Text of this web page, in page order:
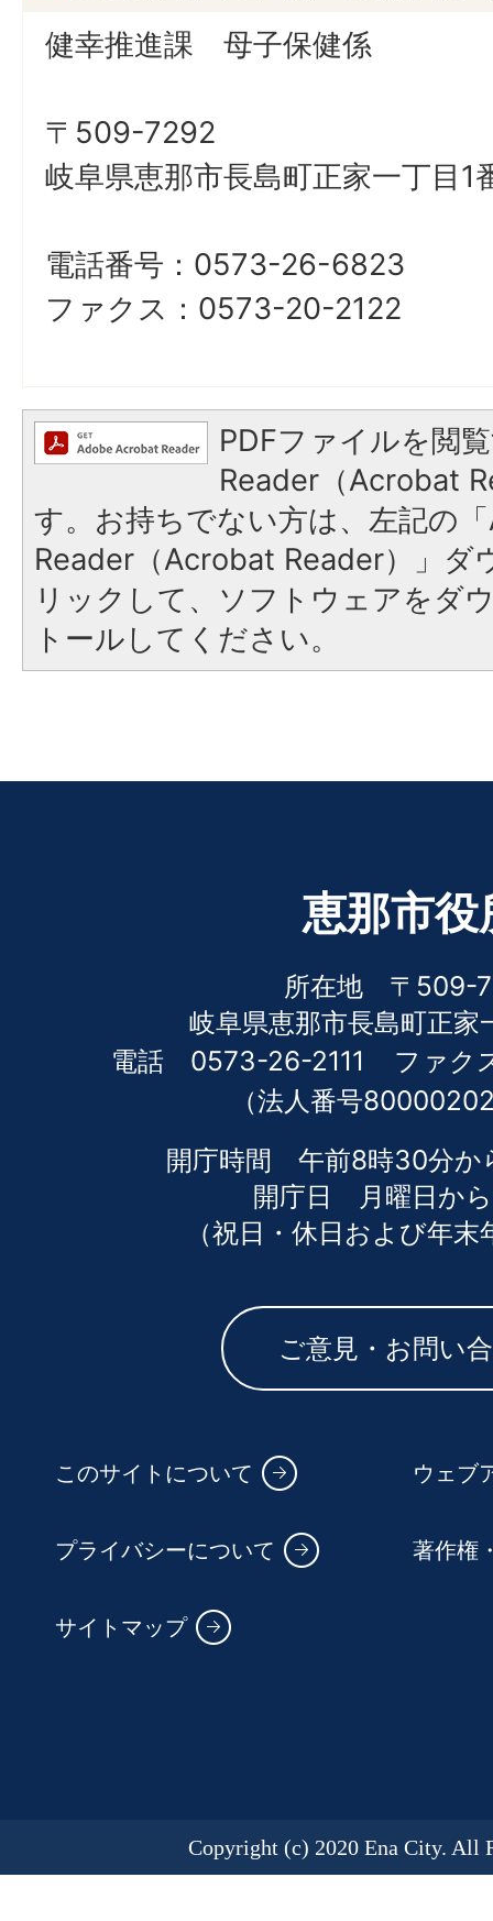
健幸推進課 母子保健係
〒509-7292
岐阜県恵那市長島町正家一丁目
電話番号：0573-26-6823
ファクス：0573-20-2122
PDFファイルを閲
Reader（Acrobat
す。お持ちでない方は、左記の
Reader（Acrobat Reader）」ダ
リックして、ソフトウェアをダ
トールしてください。
恵那市役
所在地 〒509-
岐阜県恵那市長島町正家
電話 0573-26-2111
ファ
（法人番号
開庁時間 午前8時30分か
開庁日 月曜日か
（祝日・休日および年
ご意見・お問い
このサイトについて ウェブ
プライバシーについて 著作権
サイトマップ
Copyright (c) 2020 Ena City. All